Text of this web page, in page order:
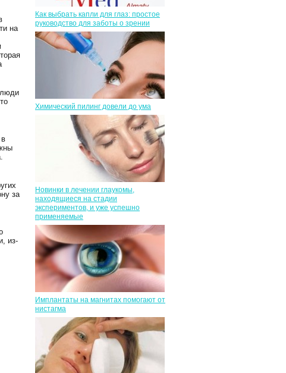
на
люди
за
из-
Как выбрать капли для глаз: простое
руководство для заботы о зрении
Химический пилинг довели до ума
Новинки в лечении глаукомы,
находящиеся на стадии
экспериментов, и уже успешно
применяемые
Имплантаты на магнитах помогают от
нистагма